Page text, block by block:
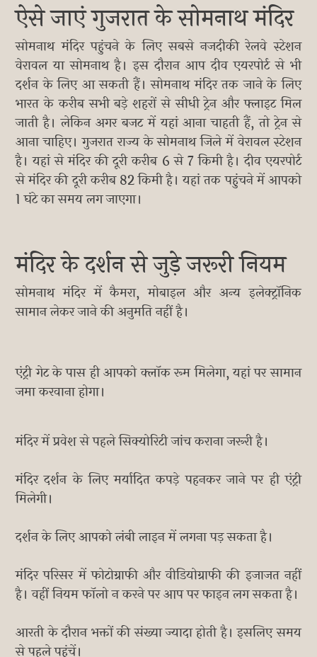
ऐसे जाएं गुजरात के सोमनाथ मंदिर
सोमनाथ मंदिर पहुंचने के लिए सबसे नजदीकी रेलवे स्टेशन
वेरावल या सोमनाथ है। इस दौरान आप दीव एयरपोर्ट से भी
दर्शन के लिए आ सकती हैं। सोमनाथ मंदिर तक जाने के लिए
भारत के करीब सभी बड़े शहरों से सीधी ट्रेन और फ्लाइट मिल
जाती है। लेकिन अगर बजट में यहां आना चाहती हैं, तो ट्रेन से
आना चाहिए। गुजरात राज्य के सोमनाथ जिले में वेरावल स्टेशन
है। यहां से मंदिर की दूरी करीब 6 से 7 किमी है। दीव एयरपोर्ट
से मंदिर की दूरी करीब 82 किमी है। यहां तक पहुंचने में आपको
1 घंटे का समय लग जाएगा।
मंदिर के दर्शन से जुड़े जरूरी नियम
सोमनाथ मंदिर में कैमरा, मोबाइल और अन्य इलेक्ट्रॉनिक
सामान लेकर जाने की अनुमति नहीं है।
एंट्री गेट के पास ही आपको क्लॉक रूम मिलेगा, यहां पर सामान
जमा करवाना होगा।
मंदिर में प्रवेश से पहले सिक्योरिटी जांच कराना जरूरी है।
मंदिर दर्शन के लिए मर्यादित कपड़े पहनकर जाने पर ही एंट्री
मिलेगी।
दर्शन के लिए आपको लंबी लाइन में लगना पड़ सकता है।
मंदिर परिसर में फोटोग्राफी और वीडियोग्राफी की इजाजत नहीं
है। वहीं नियम फॉलो न करने पर आप पर फाइन लग सकता है।
आरती के दौरान भक्तों की संख्या ज्यादा होती है। इसलिए समय
से पहले पहुंचें।